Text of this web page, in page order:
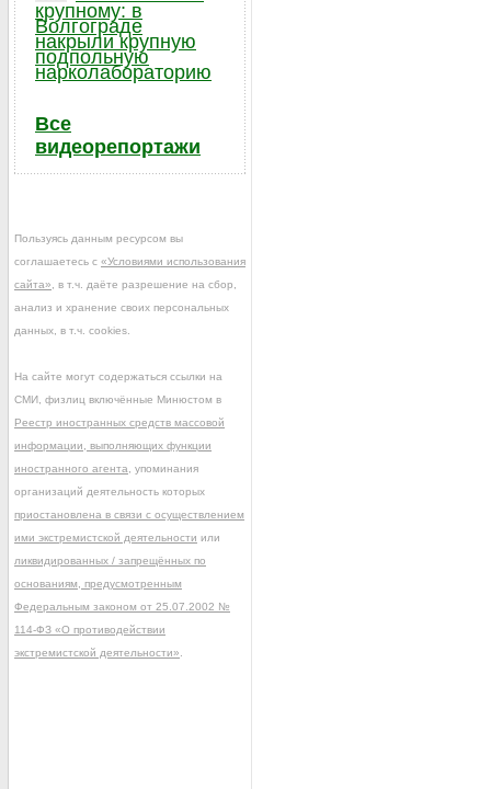
крупному: в
Волгограде
накрыли крупную
подпольную
нарколабораторию
Все
видеорепортажи
Пользуясь данным ресурсом вы
соглашаетесь с «Условиями использования
сайта» , в т.ч. даёте разрешение на сбор,
анализ и хранение своих персональных
данных, в т.ч. cookies.
На сайте могут содержаться ссылки на
СМИ, физлиц включённые Минюстом в
Реестр иностранных средств массовой
информации, выполняющих функции
иностранного агента , упоминания
организаций деятельность которых
приостановлена в связи с осуществлением
ими экстремистской деятельности или
ликвидированных / запрещённых по
основаниям, предусмотренным
Федеральным законом от 25.07.2002 №
114-ФЗ «О противодействии
экстремистской деятельности»